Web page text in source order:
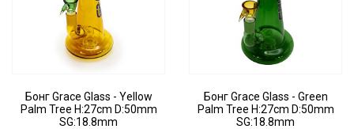
Бонг Grace Glass - Yellow
Palm Tree H:27cm D:50mm
SG:18.8mm
Бонг Grace Glass - Green
Palm Tree H:27cm D:50mm
SG:18.8mm